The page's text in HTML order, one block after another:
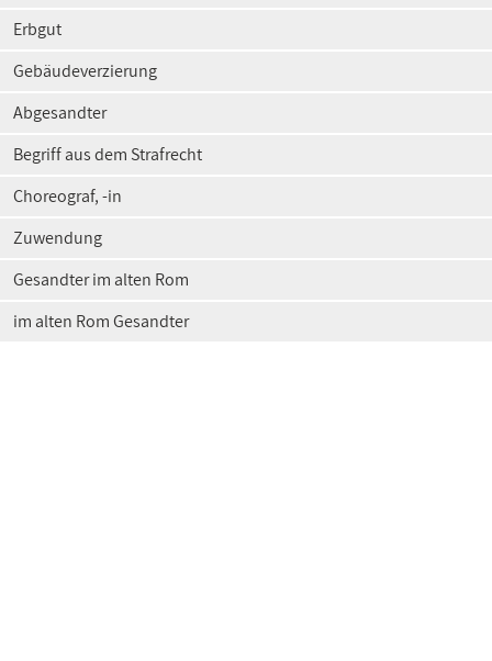
Erbgut
Gebäudeverzierung
Abgesandter
Begriff aus dem Strafrecht
Choreograf, -in
Zuwendung
Gesandter im alten Rom
im alten Rom Gesandter